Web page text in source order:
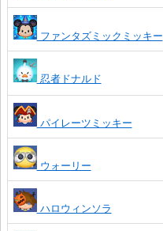
ファンタズミックミッキー
忍者ドナルド
パイレーツミッキー
ウォーリー
ハロウィンソラ